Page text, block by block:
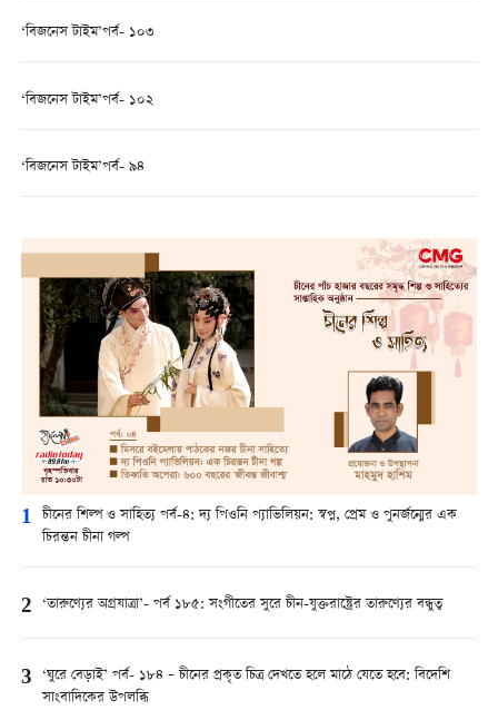
‘বিজনেস টাইম’পর্ব- ১০৩
‘বিজনেস টাইম’পর্ব- ১০২
‘বিজনেস টাইম’পর্ব- ৯৪
1 চীনের শিল্প ও সাহিত্য পর্ব-৪: দ্য পিওনি প্যাভিলিয়ন: স্বপ্ন, প্রেম ও পুনর্জন্মের এক
চিরন্তন চীনা গল্প
2 ‘তারুণ্যের অগ্রযাত্রা’- পর্ব ১৮৫: সংগীতের সুরে চীন-যুক্তরাষ্ট্রের তারুণ্যের বন্ধুত্ব
3 ‘ঘুরে বেড়াই’ পর্ব- ১৮৪ – চীনের প্রকৃত চিত্র দেখতে হলে মাঠে যেতে হবে: বিদেশি
সাংবাদিকের উপলব্ধি